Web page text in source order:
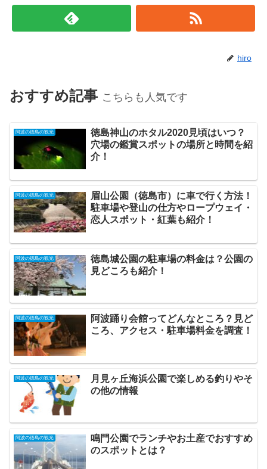
hiro
おすすめ記事 こちらも人気です
阿波の徳島の観光
徳島神山のホタル2020見頃はいつ？
穴場の鑑賞スポットの場所と時間を紹
介！
阿波の徳島の観光
眉山公園（徳島市）に車で行く方法！
駐車場や登山の仕方やロープウェイ・
恋人スポット・紅葉も紹介！
阿波の徳島の観光
徳島城公園の駐車場の料金は？公園の
見どころも紹介！
阿波の徳島の観光
阿波踊り会館ってどんなところ？見ど
ころ、アクセス・駐車場料金を調査！
阿波の徳島の観光
月見ヶ丘海浜公園で楽しめる釣りやそ
の他の情報
阿波の徳島の観光
鳴門公園でランチやお土産でおすすめ
のスポットとは？